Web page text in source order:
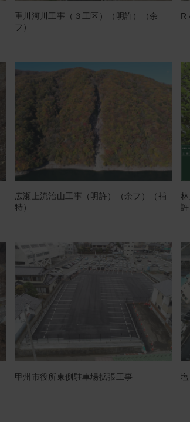
重川河川工事（３工区）（明許）（余
フ）
R
広瀬上流治山工事（明許）（余フ）（補
特）
甲州市役所東側駐車場拡張工事